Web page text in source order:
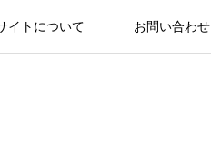
イトについて お問い合わせ